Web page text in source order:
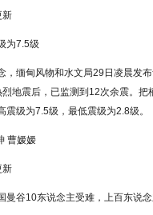
新
为7.5级
，缅甸风物和水文局29日凌晨发
地震后，已监测到12次余震。把
震级为7.5级，最低震级为2.8级。
曹嫒嫒
新
曼谷10东说念主受难，上百东说